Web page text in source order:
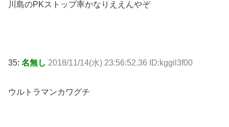
川島のPKストップ率かなりええんやぞ
35: 名無し 2018/11/14(水) 23:56:52.36 ID:kggil3f00
ウルトラマンカワグチ